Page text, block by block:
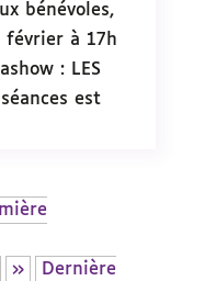
bénévoles,
février à 17h
: LES
est
»
Dernière